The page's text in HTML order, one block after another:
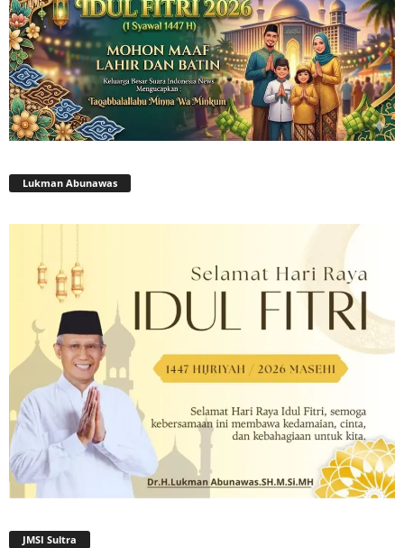
Lukman Abunawas
JMSI Sultra